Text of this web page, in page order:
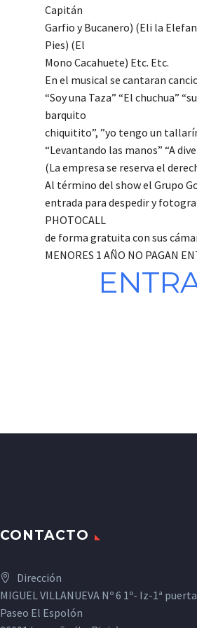
Capitán
Garfio y Bucanero) (Eli la
Pies) (El
Mono Cacahuete) Etc. Etc.
En el musical se cantaran
“Soy una Taza” “El chuchua”
barquito
chiquitito”, ”yo tengo un
“Levantando las manos” “A
(La empresa se reserva el
Al término del show el Grupo
entrada para despedir y
PHOTOCALL
de forma gratuita con sus
MENORES 1 AÑO NO PAGAN
CONTACTO
Dirección
MIGUEL VILLANUEVA Nº 6 1º- Iz-1ª puerta
Paseo El Espolón